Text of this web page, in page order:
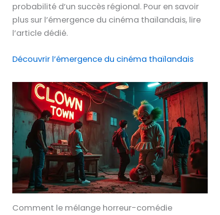
probabilité d’un succès régional. Pour en savoir
plus sur l’émergence du cinéma thaïlandais, lire
l’article dédié.
Découvrir l’émergence du cinéma thaïlandais
Comment le mélange horreur-comédie